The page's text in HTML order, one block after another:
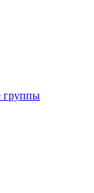
группы